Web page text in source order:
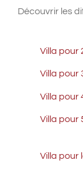
Découvrir les
Villa pour
Villa pour
Villa pour
Villa pour
Villa pour